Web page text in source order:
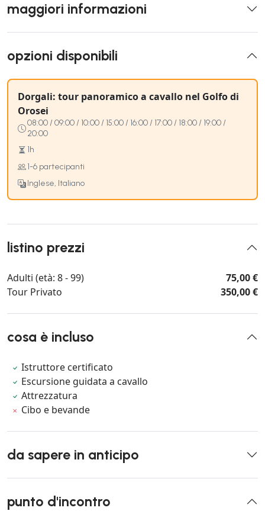
maggiori informazioni
opzioni disponibili
Dorgali: tour panoramico a cavallo nel Golfo di
Orosei
08:00 / 09:00 / 10:00 / 15:00 / 16:00 / 17:00 / 18:00 / 19:00 /
20:00
1h
1-6 partecipanti
Inglese, Italiano
listino prezzi
Adulti (età: 8 - 99)
75,00 €
Tour Privato
350,00 €
cosa è incluso
Istruttore certificato
Escursione guidata a cavallo
Attrezzatura
Cibo e bevande
da sapere in anticipo
punto d'incontro